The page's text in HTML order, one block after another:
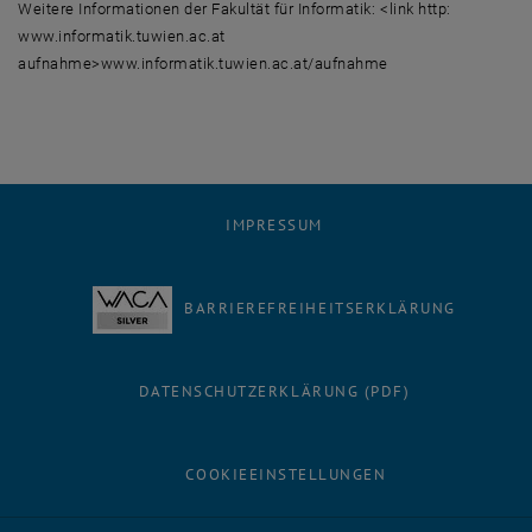
Weitere Informationen der Fakultät für Informatik: <link http:
www.informatik.tuwien.ac.at
aufnahme>www.informatik.tuwien.ac.at/aufnahme
IMPRESSUM
BARRIEREFREIHEITSERKLÄRUNG
DATENSCHUTZERKLÄRUNG (PDF)
COOKIEEINSTELLUNGEN